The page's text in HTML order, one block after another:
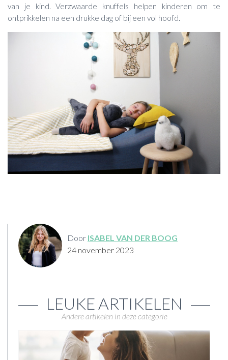
van je kind. Verzwaarde knuffels helpen kinderen om te
ontprikkelen na een drukke dag of bij een vol hoofd.
Door ISABEL VAN DER BOOG
24 november 2023
LEUKE ARTIKELEN
Andere artikelen in deze categorie